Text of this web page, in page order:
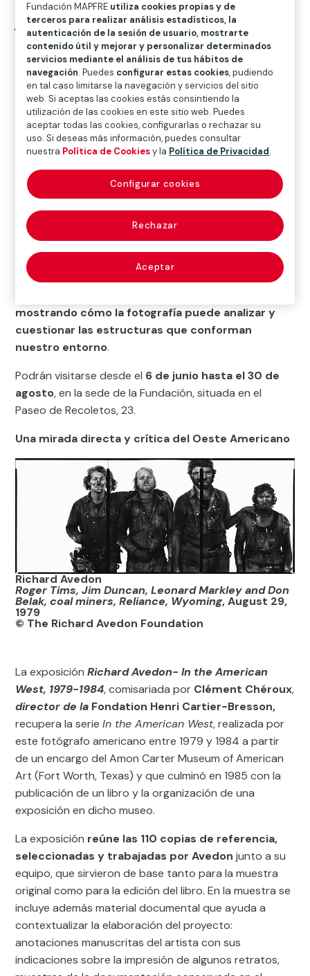
desigualdad social o la crisis climática.
Las muestras podrán visitarse hasta el 30 de
agosto en la sede de la Fundación, situada en el
Paseo de Recoletos, 23
Fundación Mapfre ha presentado hoy, 4 de junio, las
exposicionesRichard Avedon- In the American
West, 1979-1984yAlejandro Cartagena: Ground
Rules ,dos muestras que exploran, desde la fotografía,
territorio.
In the American West, Avedon retrata a
trabajadores y habitantes del oeste estadounidense,
ofreciendo una visión directa y despojada de
artificio
Ground Rules
recorre la obra
de Cartagena
mostrando cómo la fotografía puede analizar y
cuestionar las estructuras que conforman
nuestro entorno.
Podrán visitarse desde el 6 de junio hasta el 30 de
agosto, en la sede de la Fundación, situada en el
Paseo de Recoletos, 23.
Una mirada directa y crítica del Oeste Americano
Richard Avedon
Roger Tims, Jim Duncan, Leonard Markley and Don
Belak, coal miners, Reliance, Wyoming, August 29,
1979
© The Richard Avedon Foundation
La exposición Richard Avedon- In the American
West, 1979-1984, comisariada por Clément Chéroux,
director de la Fondation Henri Cartier-Bresson,
recupera la serieIn the American West, realizada por
este fotógrafo americano entre 1979 y 1984 a partir
de un encargo del Amon Carter Museum of American
Art (Fort Worth, Texas) y que culminó en 1985 con la
publicación de un libro y la organización de una
exposición en dicho museo.
La exposición reúne las 110 copias de referencia,
seleccionadas y trabajadas por Avedon junto a su
equipo, que sirvieron de base tanto para la muestra
original como para la edición del libro. En la muestra se
incluye además material documental que ayuda a
contextualizar la elaboración del proyecto:
anotaciones manuscritas del artista con sus
indicaciones sobre la impresión de algunos retratos,
Fundación MAPFRE utiliza cookies propias y de
terceros para realizar análisis estadísticos, la
autenticación de la sesión de usuario, mostrarte
contenido útil y mejorar y personalizar determinados
servicios mediante el análisis de tus hábitos de
navegación. Puedes configurar estas cookies, pudiendo
en tal caso limitarse la navegación y servicios del sitio
web. Si aceptas las cookies estás consintiendo la
utilización de las cookies en este sitio web. Puedes
aceptar todas las cookies, configurarlas o rechazar su
uso. Si deseas más información, puedes consultar
nuestra Política de Cookiesy la Política de Privacidad.
Rechazar
Aceptar
Configurar cookies